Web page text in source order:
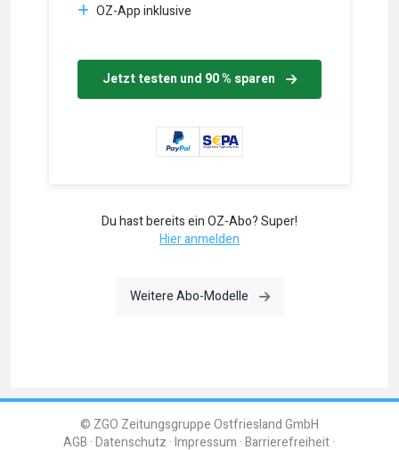
OZ-App inklusive
Jetzt testen und 90 % sparen
Du hast bereits ein OZ-Abo? Super!
Hier anmelden
Weitere Abo-Modelle
© ZGO Zeitungsgruppe Ostfriesland GmbH
AGB Datenschutz Impressum Barrierefreiheit